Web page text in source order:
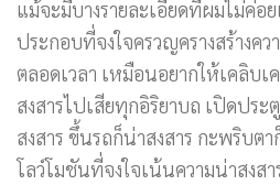
แม้จะมีบางรายละเอียดที่ผมไม่ค่อ
ประกอบที่จงใจครวญครางสร้างค
ตลอดเวลา เหมือนอยากให้เคลิบเ
สงสารไปเสียทุกอิริยาบถ เปิดปร
สงสาร ขึ้นรถก็น่าสงสาร กะพริบต
โลว์โมชันที่จงใจเน้นความน่าสงส